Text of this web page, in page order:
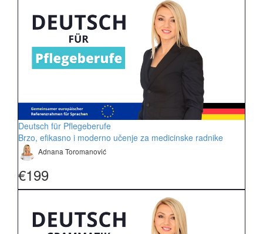
Deutsch für Pflegeberufe
Brzo, efikasno i moderno učenje za medicinske radnike
Adnana Toromanović
€199